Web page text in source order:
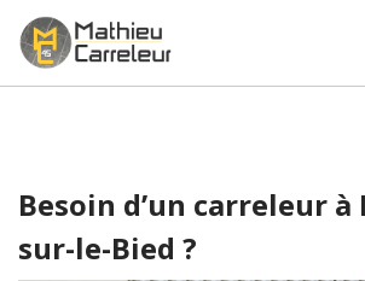
Besoin d’un carreleur à
sur-le-Bied ?